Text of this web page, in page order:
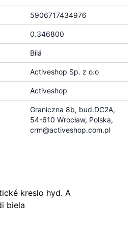
5906717434976
0.346800
Bílá
Activeshop Sp. z o.o
Activeshop
Graniczna 8b, bud.DC2A,
54-610 Wrocław, Polska,
crm@activeshop.com.pl